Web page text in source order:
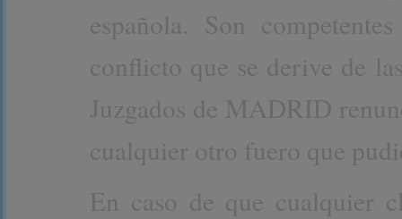
española. Son
conflicto que se derive de
Juzgados de MADRID
cualquier otro fuero que
En caso de que cualquier